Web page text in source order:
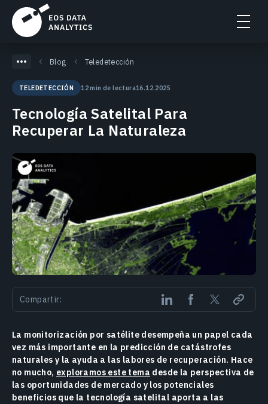
Blog Teledetección
TELEDETECCIÓN 12 min de lectura16.12.2025
Tecnología Satelital Para
Recuperar La Naturaleza
Compartir:
La monitorización por satélite desempeña un papel cada
vez más importante en la predicción de catástrofes
naturales y la ayuda a las labores de recuperación. Hace
no mucho, exploramos este tema desde la perspectiva de
las oportunidades de mercado y los potenciales
beneficios que la tecnología satelital aporta a las